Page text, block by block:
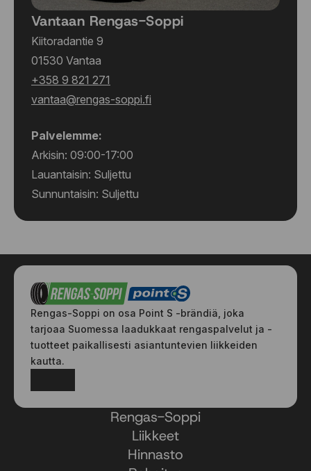
Vantaan Rengas-Soppi
Kiitoradantie 9
01530 Vantaa
+358 9 821 271
vantaa@rengas-soppi.fi
Palvelemme:
Arkisin: 09:00-17:00
Lauantaisin: Suljettu
Sunnuntaisin: Suljettu
Rengas-Soppi on osa Point S -brändiä, joka
tarjoaa Suomessa laadukkaat rengaspalvelut ja -
tuotteet paikallisesti asiantuntevien liikkeiden
kautta.
Rengas-Soppi
Liikkeet
Hinnasto